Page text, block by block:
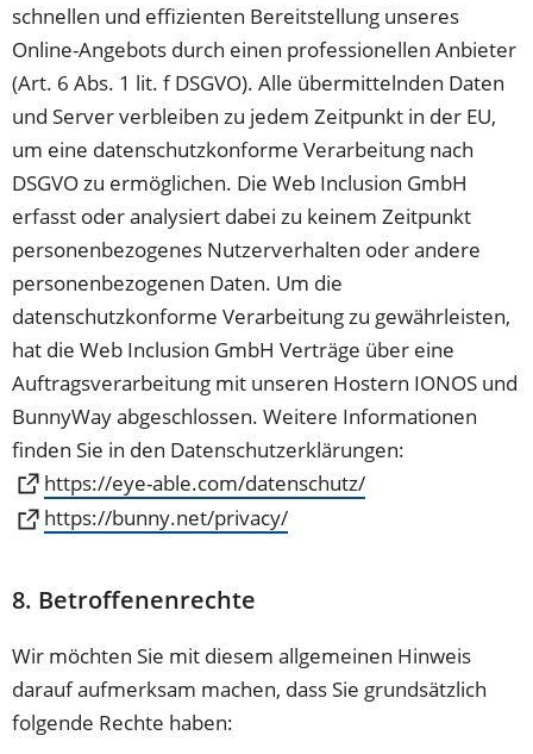
schnellen und effizienten Bereitstellung unseres
Online-Angebots durch einen professionellen Anbieter
(Art. 6 Abs. 1 lit. f DSGVO). Alle übermittelnden Daten
und Server verbleiben zu jedem Zeitpunkt in der EU,
um eine datenschutzkonforme Verarbeitung nach
DSGVO zu ermöglichen. Die Web Inclusion GmbH
erfasst oder analysiert dabei zu keinem Zeitpunkt
personenbezogenes Nutzerverhalten oder andere
personenbezogenen Daten. Um die
datenschutzkonforme Verarbeitung zu gewährleisten,
hat die Web Inclusion GmbH Verträge über eine
Auftragsverarbeitung mit unseren Hostern IONOS und
BunnyWay abgeschlossen. Weitere Informationen
finden Sie in den Datenschutzerklärungen:
https://eye-able.com/datenschutz/
(Öffnet
in
Tab)
https://bunny.net/privacy/
(Öffnet
neuen
Tab)
8. Betroffenenrechte
Wir möchten Sie mit diesem allgemeinen Hinweis
darauf aufmerksam machen, dass Sie grundsätzlich
folgende Rechte haben: